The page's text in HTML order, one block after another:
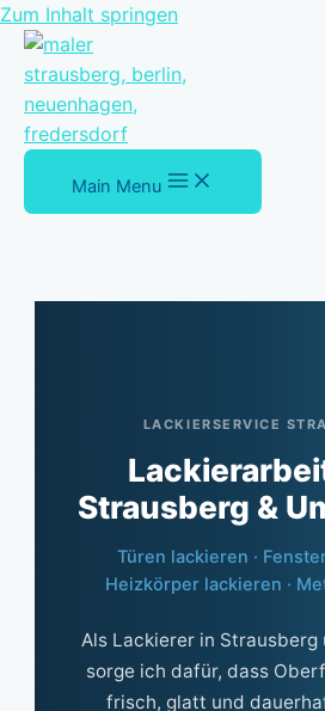
Zum Inhalt springen
Main Menu
LACKIERSERVICE
Strausberg &
Türen lackieren ·
Heizkörper lackieren ·
Als Lackierer in Strausberg
sorge ich dafür, dass
frisch, glatt und